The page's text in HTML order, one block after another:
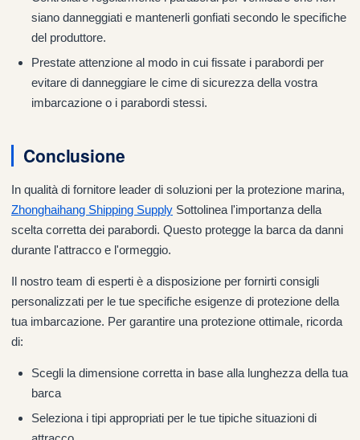
siano danneggiati e mantenerli gonfiati secondo le specifiche
del produttore.
Prestate attenzione al modo in cui fissate i parabordi per
evitare di danneggiare le cime di sicurezza della vostra
imbarcazione o i parabordi stessi.
Conclusione
In qualità di fornitore leader di soluzioni per la protezione marina,
Zhonghaihang Shipping Supply Sottolinea l'importanza della
scelta corretta dei parabordi. Questo protegge la barca da danni
durante l'attracco e l'ormeggio.
Il nostro team di esperti è a disposizione per fornirti consigli
personalizzati per le tue specifiche esigenze di protezione della
tua imbarcazione. Per garantire una protezione ottimale, ricorda
di:
Scegli la dimensione corretta in base alla lunghezza della tua
barca
Seleziona i tipi appropriati per le tue tipiche situazioni di